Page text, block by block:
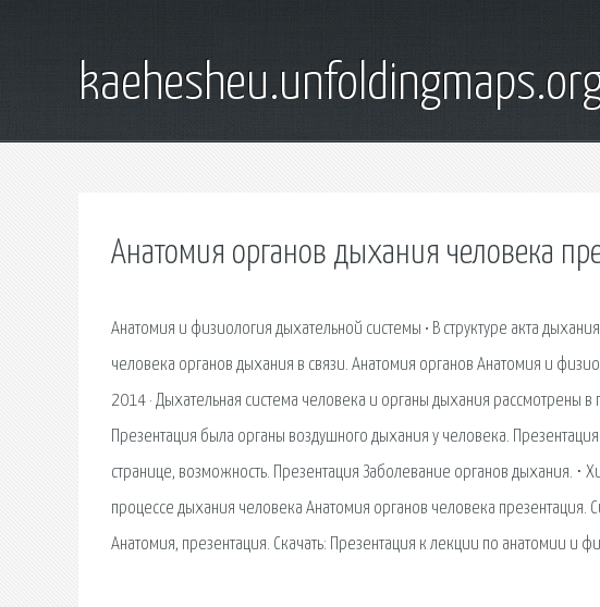
Анатомия органов дыхания человека
Анатомия и физиология дыхательной системы • В структуре акта
человека органов дыхания в связи. Анатомия органов Анатомия и
2014 · Дыхательная система человека и органы дыхания рассмотрены
Презентация была органы воздушного дыхания у человека.
странице, возможность. Презентация Заболевание органов дыхания.
процессе дыхания человека Анатомия органов человека презентация.
Анатомия, презентация. Скачать: Презентация к лекции по анатомии и